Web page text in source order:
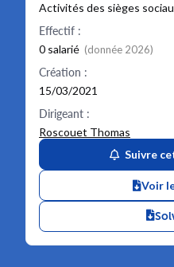
Activités des sièges
Effectif :
0 salarié (donnée 2026)
Création :
15/03/2021
Dirigeant :
Roscouet Thomas
Suivre
Voir